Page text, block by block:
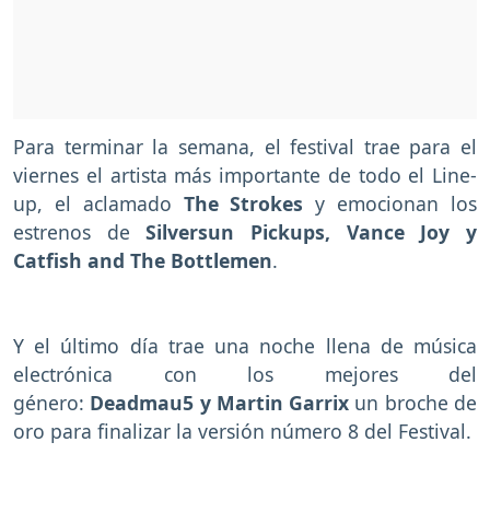
Para terminar la semana, el festival trae para el
viernes el artista más importante de todo el Line-
up, el aclamado The Strokes y emocionan los
estrenos deSilversun Pickups, Vance Joy y
Catfish and The Bottlemen.
Y el último día trae una noche llena de música
electrónica con los mejores del
género: Deadmau5 y Martin Garrix un broche de
oro para finalizar la versión número 8 del Festival.